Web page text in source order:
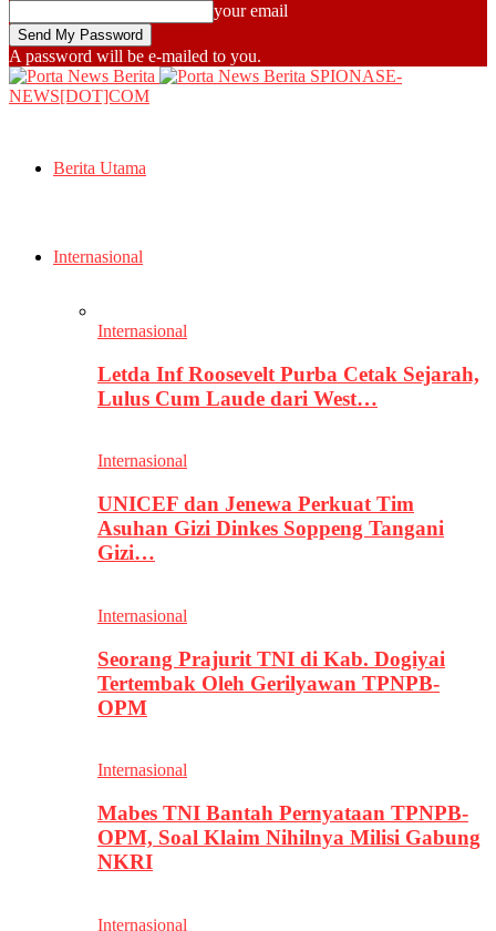
your email
A password will be e-mailed to you.
SPIONASE-
NEWS[DOT]COM
Berita Utama
Internasional
Internasional
Letda Inf Roosevelt Purba Cetak Sejarah,
Lulus Cum Laude dari West…
Internasional
UNICEF dan Jenewa Perkuat Tim
Asuhan Gizi Dinkes Soppeng Tangani
Gizi…
Internasional
Seorang Prajurit TNI di Kab. Dogiyai
Tertembak Oleh Gerilyawan TPNPB-
OPM
Internasional
Mabes TNI Bantah Pernyataan TPNPB-
OPM, Soal Klaim Nihilnya Milisi Gabung
NKRI
Internasional